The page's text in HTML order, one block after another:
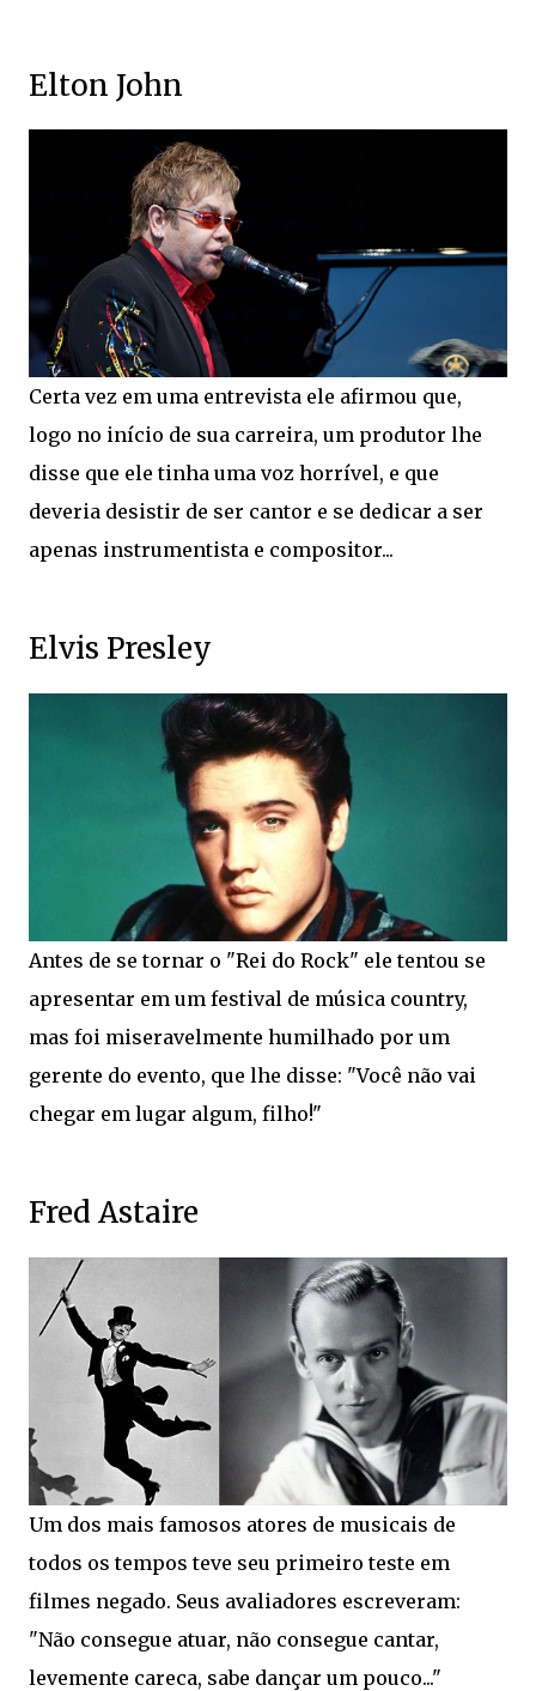
Elton John
Certa vez em uma entrevista ele afirmou que,
logo no início de sua carreira, um produtor lhe
disse que ele tinha uma voz horrível, e que
deveria desistir de ser cantor e se dedicar a ser
apenas instrumentista e compositor...
Elvis Presley
Antes de se tornar o "Rei do Rock" ele tentou se
apresentar em um festival de música country,
mas foi miseravelmente humilhado por um
gerente do evento, que lhe disse: "Você não vai
chegar em lugar algum, filho!"
Fred Astaire
Um dos mais famosos atores de musicais de
todos os tempos teve seu primeiro teste em
filmes negado. Seus avaliadores escreveram:
"Não consegue atuar, não consegue cantar,
levemente careca, sabe dançar um pouco..."